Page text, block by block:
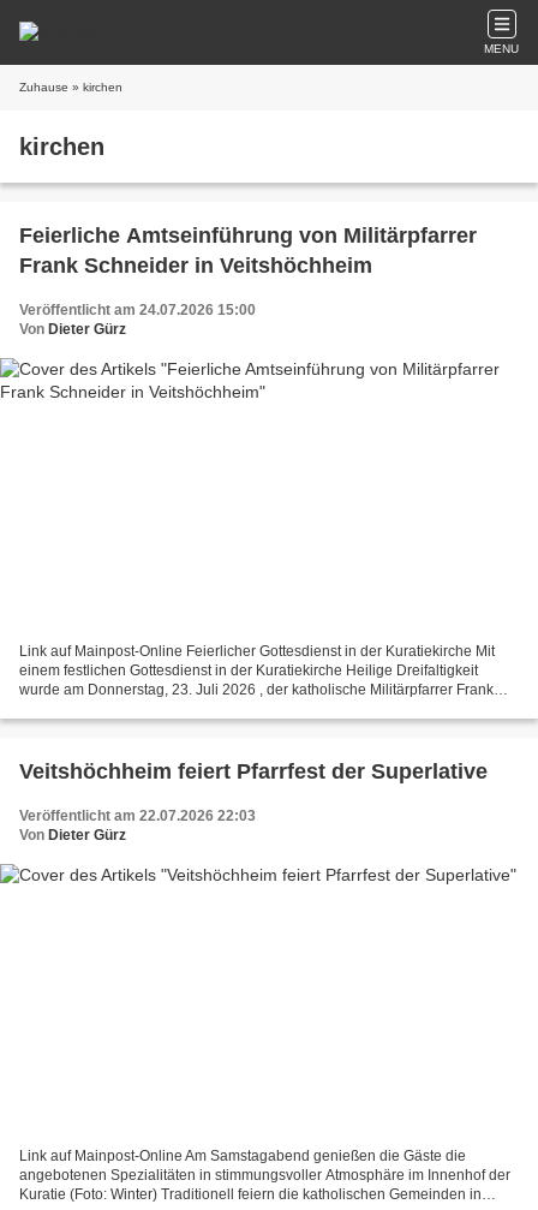
MENU
Zuhause » kirchen
kirchen
Feierliche Amtseinführung von Militärpfarrer
Frank Schneider in Veitshöchheim
Veröffentlicht am 24.07.2026 15:00
Von Dieter Gürz
Link auf Mainpost-Online Feierlicher Gottesdienst in der Kuratiekirche Mit
einem festlichen Gottesdienst in der Kuratiekirche Heilige Dreifaltigkeit
wurde am Donnerstag, 23. Juli 2026 , der katholische Militärpfarrer Frank
Veitshöchheim feiert Pfarrfest der Superlative
Veröffentlicht am 22.07.2026 22:03
Von Dieter Gürz
Link auf Mainpost-Online Am Samstagabend genießen die Gäste die
angebotenen Spezialitäten in stimmungsvoller Atmosphäre im Innenhof der
Kuratie (Foto: Winter) Traditionell feiern die katholischen Gemeinden in